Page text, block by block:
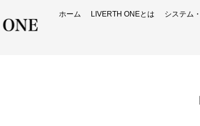
ホーム LIVERTH ONEとは システム